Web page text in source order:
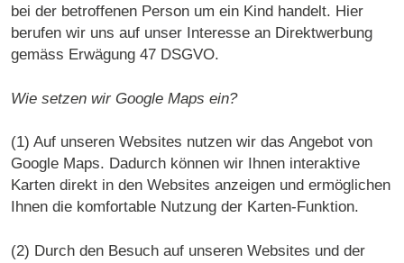
bei der betroffenen Person um ein Kind handelt. Hier
berufen wir uns auf unser Interesse an Direktwerbung
gemäss Erwägung 47 DSGVO.
Wie setzen wir Google Maps ein?
(1) Auf unseren Websites nutzen wir das Angebot von
Google Maps. Dadurch können wir Ihnen interaktive
Karten direkt in den Websites anzeigen und ermöglichen
Ihnen die komfortable Nutzung der Karten-Funktion.
(2) Durch den Besuch auf unseren Websites und der